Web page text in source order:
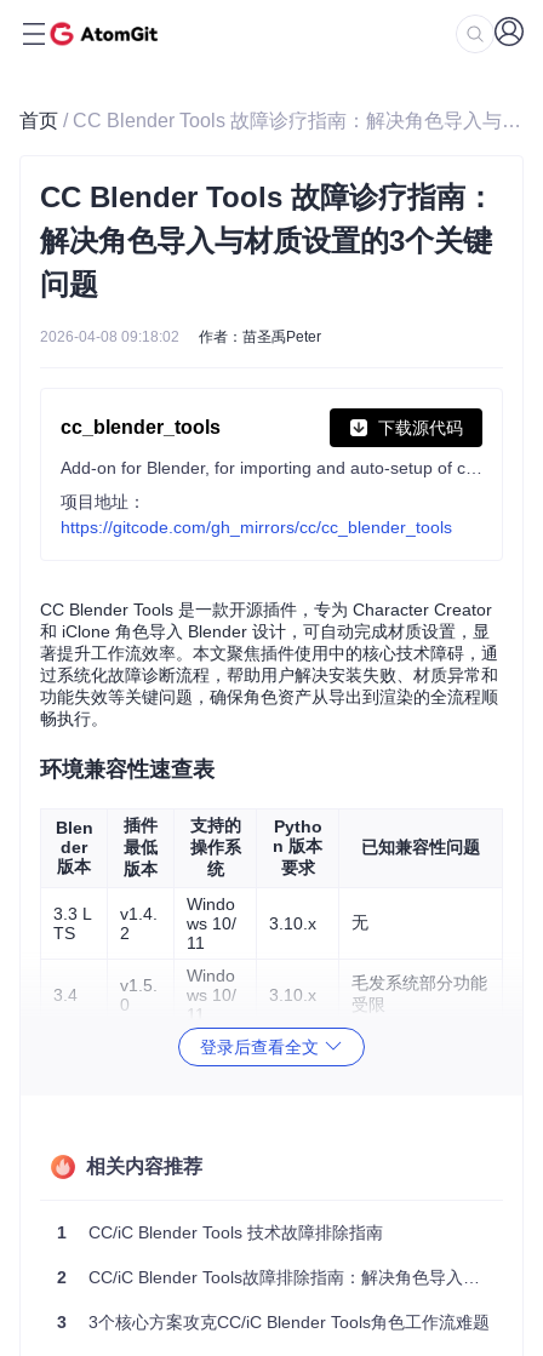
首页 / CC Blender Tools 故障诊疗指南：解决角色导入与材质设置的3个关键问题
CC Blender Tools 故障诊疗指南：
解决角色导入与材质设置的3个关键
问题
2026-04-08 09:18:02 作者：苗圣禹Peter
cc_blender_tools 下载源代码
项目地址：
https://gitcode.com/gh_mirrors/cc/cc_blender_tools
CC Blender Tools 是一款开源插件，专为 Character Creator
和 iClone 角色导入 Blender 设计，可自动完成材质设置，显
著提升工作流效率。本文聚焦插件使用中的核心技术障碍，通
过系统化故障诊断流程，帮助用户解决安装失败、材质异常和
功能失效等关键问题，确保角色资产从导出到渲染的全流程顺
畅执行。
环境兼容性速查表
Blen
der
版本
插件
最低
版本
支持的
操作系
统
Pytho
n 版本
要求
已知兼容性问题
3.3 L
TS
v1.4.
2
Windo
ws 10/
11
3.10.x 无
3.4
v1.5.
0
Windo
ws 10/
11
3.10.x
毛发系统部分功能
受限
Windo
ws/ma
3.10.x
macOS 下文件选
择对话框偶发无响
cOS
插件安装障碍排除
问题定位
败"提示或插件列表中未显示 CC Blender Tools。
登录后查看全文
相关内容推荐
1 CC/iC Blender Tools 技术故障排除指南
2 CC/iC Blender Tools故障排除指南：解决角色导入与材质设置的5个实战方案
3 3个核心方案攻克CC/iC Blender Tools角色工作流难题